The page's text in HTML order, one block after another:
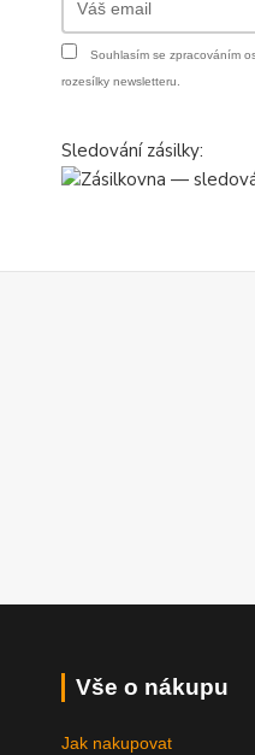
Souhlasím se zpracováním
rozesílky newsletteru.
Sledování zásilky:
Vše o nákupu
Jak nakupovat